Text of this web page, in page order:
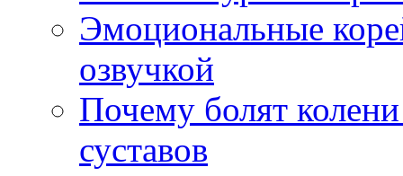
Эмоциональные
озвучкой
Почему болят
суставов